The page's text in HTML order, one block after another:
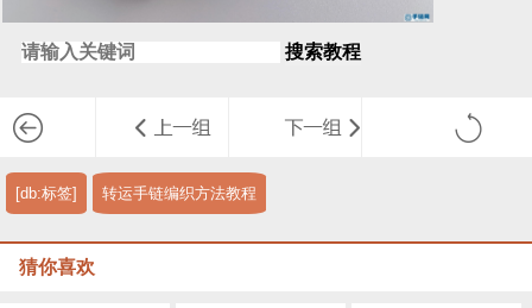
搜索教程
[db:标签] 转运手链编织方法教程
猜你喜欢